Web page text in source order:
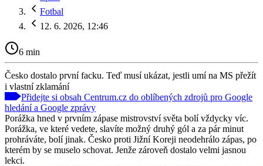
Fotbal
12. 6. 2026, 12:46
6 min
Česko dostalo první facku. Teď musí ukázat, jestli umí na MS přežít
i vlastní zklamání
Přidejte si obsah Centrum.cz do oblíbených zdrojů pro Google
hledání a Google zprávy
Porážka hned v prvním zápase mistrovství světa bolí vždycky víc.
Porážka, ve které vedete, slavíte možný druhý gól a za pár minut
prohráváte, bolí jinak. Česko proti Jižní Koreji neodehrálo zápas, po
kterém by se muselo schovat. Jenže zároveň dostalo velmi jasnou
lekci.